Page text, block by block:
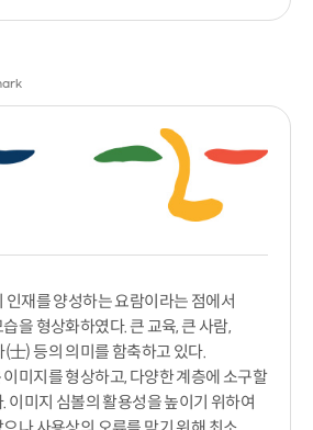
인재를 양성하는 요람이라는 점에서
을 형상화하였다. 큰 교육, 큰 사람,
士) 등의 의미를 함축하고 있다.
미지를 형상하고, 다양한 계층에 소구할
이미지 심볼의 활용성을 높이기 위하여